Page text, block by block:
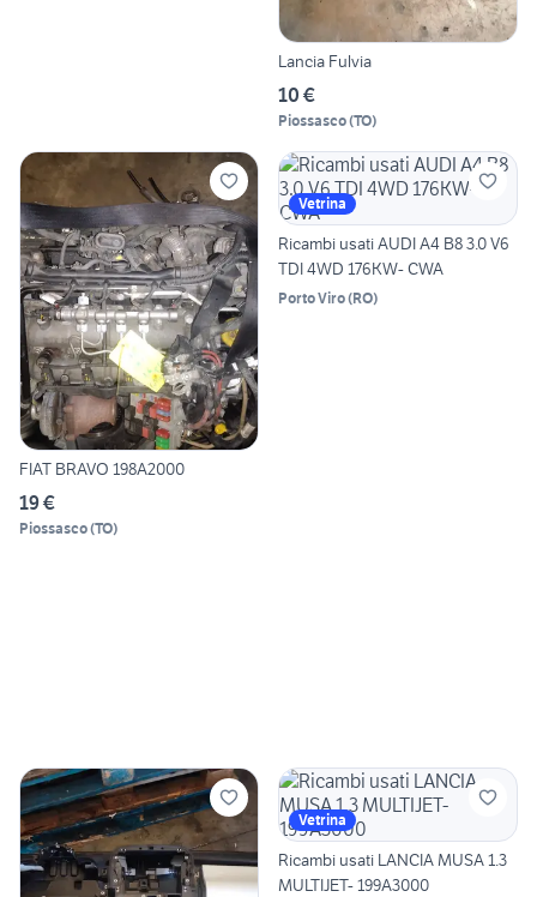
Lancia Fulvia
10 €
Piossasco(TO)
FIAT BRAVO 198A2000
19 €
Piossasco(TO)
Vetrina
Ricambi usati AUDI A4 B8 3.0 V6
TDI 4WD 176KW- CWA
Porto Viro(RO)
Vetrina
Ricambi usati LANCIA MUSA 1.3
MULTIJET- 199A3000